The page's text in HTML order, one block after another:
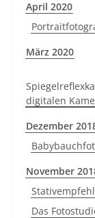
April 2020
März 2020
digitalen
Dezember
November
Das